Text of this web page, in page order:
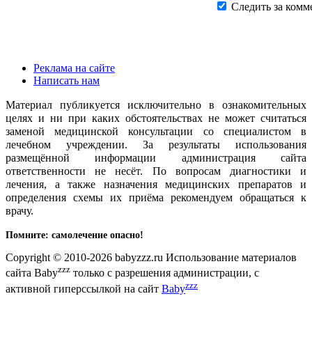
Следить за
Реклама на сайте
Написать нам
Материал публикуется исключительно в ознакомительных
целях и ни при каких обстоятельствах не может считаться
заменой медицинской консультации со специалистом в
лечебном учреждении. За результаты использования
размещённой информации администрация сайта
ответственности не несёт. По вопросам диагностики и
лечения, а также назначения медицинских препаратов и
определения схемы их приёма рекомендуем обращаться к
врачу.
Помните: самолечение опасно!
Copyright © 2010-2026 babyzzz.ru Использование материалов
сайта Babyzzz только с разрешения администрации, с
активной гиперссылкой на сайт Babyzzz